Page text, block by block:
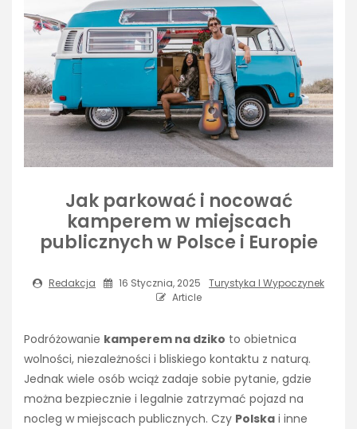
Jak parkować i nocować
kamperem w miejscach
publicznych w Polsce i Europie
Redakcja 16 Stycznia, 2025
Turystyka I Wypoczynek
Article
Podróżowanie kamperem na dziko to obietnica
wolności, niezależności i bliskiego kontaktu z naturą.
Jednak wiele osób wciąż zadaje sobie pytanie, gdzie
można bezpiecznie i legalnie zatrzymać pojazd na
nocleg w miejscach publicznych. Czy Polska i inne